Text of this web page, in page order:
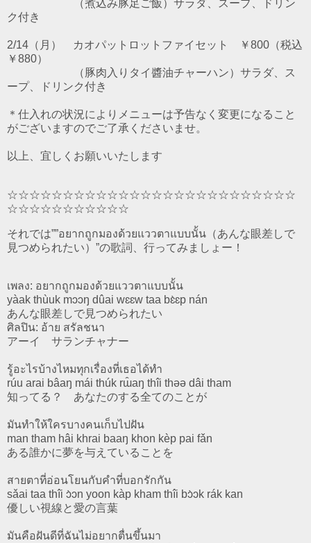
（煮込み豚足ご飯）サラダ、スープ、ドリン
ク付き
2/14（月） カオパットロットファイセット ￥800（税込
￥880）
（豚肉入りタイ醬油チャーハン）サラダ、ス
ープ、ドリンク付き
＊仕入れの状況によりメニューは予告なく変更になること
がございますのでご了承くださいませ。
以上、宜しくお願いいたします
☆☆☆☆☆☆☆☆☆☆☆☆☆☆☆☆☆☆☆☆☆☆☆☆☆☆
☆☆☆☆☆☆☆☆☆☆☆
それでは””อยากถูกมองด้วยแววตาแบบนั้น（あんな眼差しで
見つめられたい）”の歌詞、行ってみましょー！
เพลง: อยากถูกมองด้วยแววตาแบบนั้น
yàak thùuk mɔɔŋ dûai wɛɛw taa bɛ̀ɛp nán
あんな眼差しで見つめられたい
ศิลปิน: อ้าย สรัลชนา
アーイ サランチャナー
รู้อะไรบ้างไหมทุกเรื่องที่เธอได้ทำ
rúu arai bâaŋ mái thúk rɯ̂aŋ thîi thəə dâi tham
知ってる？ あなたのする全てのことが
มันทำให้ใครบางคนเก็บไปฝัน
man tham hâi khrai baaŋ khon kèp pai fǎn
ある誰かに夢を与えていることを
สายตาที่อ่อนโยนกับคำที่บอกรักกัน
sǎai taa thîi ɔ̀ɔn yoon kàp kham thîi bɔ̀ɔk rák kan
優しい視線と愛の言葉
มันคือฝันดีที่ฉันไม่อยากตื่นขึ้นมา